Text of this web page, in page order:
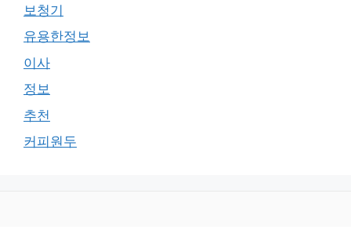
보청기
유용한정보
이사
정보
추천
커피원두